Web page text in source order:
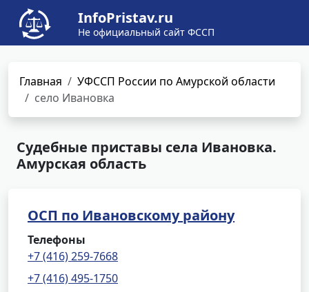
InfoPristav.ru
Не официальный сайт ФССП
Главная
УФССП России по Амурской области
село Ивановка
Судебные приставы села Ивановка.
Амурская область
ОСП по Ивановскому району
Телефоны
+7 (416) 259-7668
+7 (416) 495-1750